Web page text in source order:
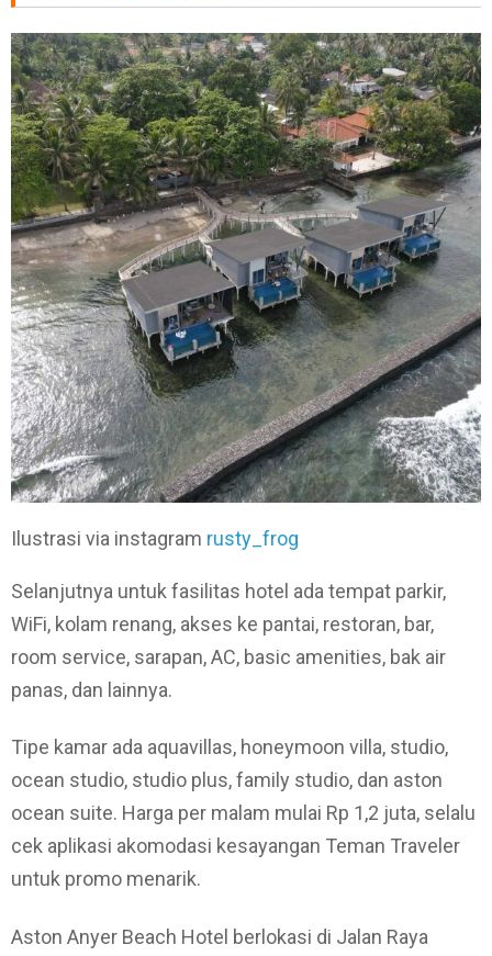
Ilustrasi via instagram rusty_frog
Selanjutnya untuk fasilitas hotel ada tempat parkir,
WiFi, kolam renang, akses ke pantai, restoran, bar,
room service, sarapan, AC, basic amenities, bak air
panas, dan lainnya.
Tipe kamar ada aquavillas, honeymoon villa, studio,
ocean studio, studio plus, family studio, dan aston
ocean suite. Harga per malam mulai Rp 1,2 juta, selalu
cek aplikasi akomodasi kesayangan Teman Traveler
untuk promo menarik.
Aston Anyer Beach Hotel berlokasi di Jalan Raya